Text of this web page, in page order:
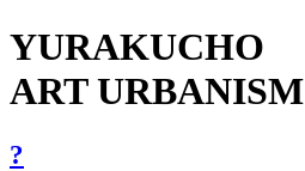
YURAKUCHO
ART URBANISM
?